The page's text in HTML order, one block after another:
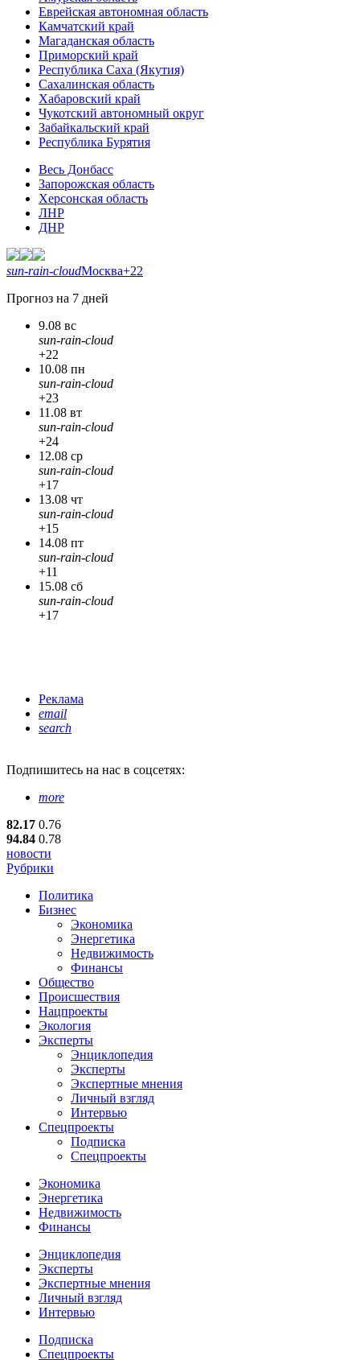
Еврейская автономная область
Камчатский край
Магаданская область
Приморский край
Республика Саха (Якутия)
Сахалинская область
Хабаровский край
Чукотский автономный округ
Забайкальский край
Республика Бурятия
Весь Донбасс
Запорожская область
Херсонская область
ЛНР
ДНР
sun-rain-cloudМосква+22
Прогноз на 7 дней
9.08 вс
sun-rain-cloud
+22
10.08 пн
sun-rain-cloud
+23
11.08 вт
sun-rain-cloud
+24
12.08 ср
sun-rain-cloud
+17
13.08 чт
sun-rain-cloud
+15
14.08 пт
sun-rain-cloud
+11
15.08 сб
sun-rain-cloud
+17
Реклама
email
search
Подпишитесь на нас в соцсетях:
more
82.17 0.76
94.84 0.78
новости
Рубрики
Политика
Бизнес
Экономика
Энергетика
Недвижимость
Финансы
Общество
Происшествия
Нацпроекты
Экология
Эксперты
Энциклопедия
Эксперты
Экспертные мнения
Личный взгляд
Интервью
Спецпроекты
Подписка
Спецпроекты
Экономика
Энергетика
Недвижимость
Финансы
Энциклопедия
Эксперты
Экспертные мнения
Личный взгляд
Интервью
Подписка
Спецпроекты